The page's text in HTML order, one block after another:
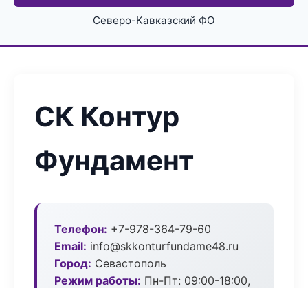
Северо-Кавказский ФО
СК Контур
Фундамент
Телефон: +7-978-364-79-60
Email: info@skkonturfundame48.ru
Город: Севастополь
Режим работы: Пн-Пт: 09:00-18:00,